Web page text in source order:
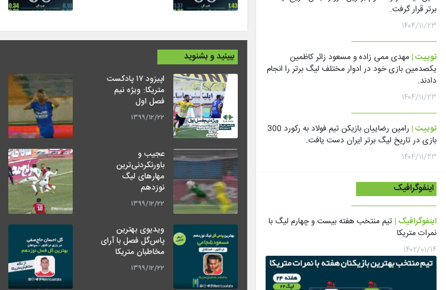
ببینید و بشنوید
اپیزود ۱۷ پادکست
متریکا: ویژه نیم
فصل اول
۱۳۹۹/۱۲/۲۲
عجیب و
باورنکردنی‌ترین
مهارهای لیگ
نوزدهم
۱۳۹۹/۱۲/۲۲
ویدیوی بهترین
پاس‌گل فصل با آرای
مخاطبان متریکا
۱۳۹۹/۱۲/۲۲
برتر قرار گرفت.
۱۴۰۴/۱۱/۲۳
توییت |مهدی ممی زاده و مسعود زائر کاظمین
یکصدمین بازی خود در ادوار مختلف لیگ برتر را انجام
دادند.
۱۴۰۴/۱۱/۲۳
توییت |
رامین رضاییان بازیکن تیم فولاد به رکورد 300
بازی در تاریخ لیگ برتر ایران دست یافت.
۱۴۰۴/۱۱/۲۳
اینفوگرافیک
اینفوگرافیک |تیم منتخب هفته بیست و چهارم لیگ با
نمرات متریکا
۱۴۰۲/۰۱/۱۴